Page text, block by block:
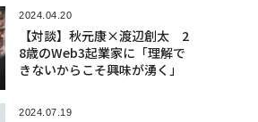
2024.04.20
【対談】秋元康×渡辺創太 2
8歳のWeb3起業家に「理解で
きないからこそ興味が湧く」
2024.07.19